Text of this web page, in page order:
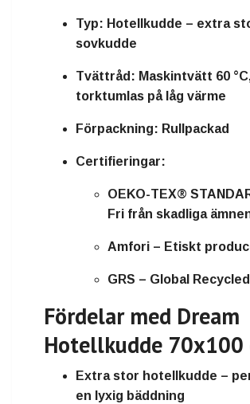
Typ: Hotellkudde – extra
sovkudde
Tvättråd: Maskintvätt 60
torktumlas på låg värme
Förpackning: Rullpackad
Certifieringar:
OEKO-TEX®
Fri från skadliga
Amfori – Etiskt
GRS – Global
Fördelar med Dream
Hotellkudde 70x100
Extra stor hotellkudde –
en lyxig bäddning